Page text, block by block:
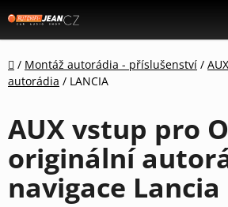
na
obsah
Domů
/ Montáž autorádia - příslušenství /
autorádia / LANCIA
AUX vstup pro
originální
navigace Lancia